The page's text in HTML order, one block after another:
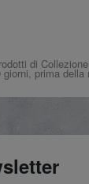
di Collezione
prima